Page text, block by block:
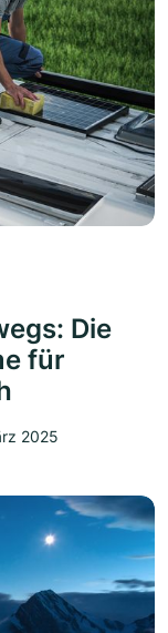
Die
für
2025